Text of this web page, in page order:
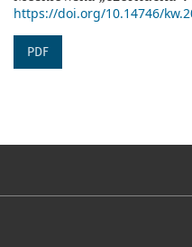
https://doi.org/10.14746/
PDF